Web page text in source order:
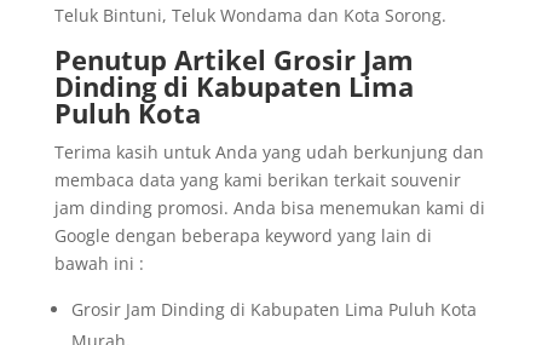
Teluk Bintuni, Teluk Wondama dan Kota Sorong.
Penutup Artikel Grosir Jam
Dinding di Kabupaten Lima
Puluh Kota
Terima kasih untuk Anda yang udah berkunjung dan
membaca data yang kami berikan terkait souvenir
jam dinding promosi. Anda bisa menemukan kami di
Google dengan beberapa keyword yang lain di
bawah ini :
Grosir Jam Dinding di Kabupaten Lima Puluh Kota
Murah.